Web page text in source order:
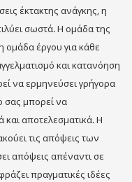
έκτακτης ανάγκης, η
σωστά. Η ομάδα της
ομάδα έργου για κάθε
και κατανόηση
να ερμηνεύσει γρήγορα
σας μπορεί να
και αποτελεσματικά. Η
τις απόψεις των
απόψεις απέναντι σε
πραγματικές ιδέες